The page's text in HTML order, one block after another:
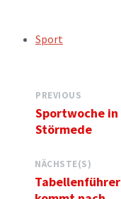
TAGS:Sport
PREVIOUS
Sportwoche in
Störmede
NÄCHSTE(S)
Tabellenführer